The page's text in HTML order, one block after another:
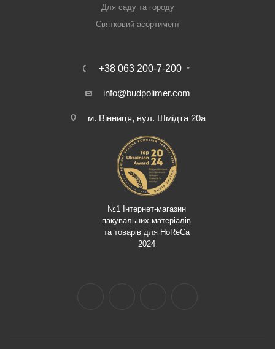
Для саду та городу
Святковий асортимент
+38 063 200-7-200
info@budpolimer.com
м. Вінниця, вул. Шмідта 20а
№1 Інтернет-магазин
пакувальних матеріалів
та товарів для HoReCa
2024